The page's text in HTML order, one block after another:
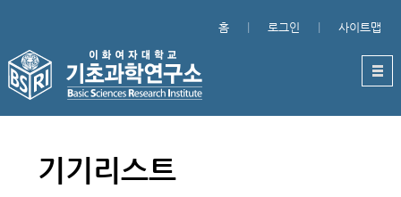
홈 로그인 사이트맵
기기리스트